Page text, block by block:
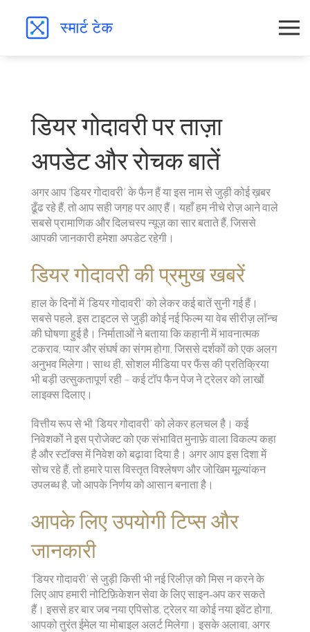
डियर गोदावरी पर ताज़ा
अपडेट और रोचक बातें
अगर आप ‘डियर गोदावरी’ के फैन हैं या इस नाम से जुड़ी कोई ख़बर
ढूँढ रहे हैं, तो आप सही जगह पर आए हैं। यहाँ हम नीचे रोज़ आने वाले
सबसे प्रामाणिक और दिलचस्प न्यूज़ का सार बताते हैं, जिससे
आपकी जानकारी हमेशा अपडेट रहेगी।
डियर गोदावरी की प्रमुख खबरें
हाल के दिनों में ‘डियर गोदावरी’ को लेकर कई बातें सुनी गई हैं।
सबसे पहले, इस टाइटल से जुड़ी कोई नई फिल्म या वेब सीरीज़ लॉन्च
की घोषणा हुई है। निर्माताओं ने बताया कि कहानी में भावनात्मक
टकराव, प्यार और संघर्ष का संगम होगा, जिससे दर्शकों को एक अलग
अनुभव मिलेगा। साथ ही, सोशल मीडिया पर फैंस की प्रतिक्रिया
भी बड़ी उत्सुकतापूर्ण रही – कई टॉप फैन पेज ने ट्रेलर को लाखों
लाइक्स दिलाए।
वित्तीय रूप से भी ‘डियर गोदावरी’ को लेकर हलचल है। कई
निवेशकों ने इस प्रोजेक्ट को एक संभावित मुनाफ़े वाला विकल्प कहा
है और स्टॉक्स में निवेश को बढ़ावा दिया है। अगर आप इस दिशा में
सोच रहे हैं, तो हमारे पास विस्तृत विश्लेषण और जोखिम मूल्यांकन
उपलब्ध है, जो आपके निर्णय को आसान बनाता है।
आपके लिए उपयोगी टिप्स और
जानकारी
‘डियर गोदावरी’ से जुड़ी किसी भी नई रिलीज़ को मिस न करने के
लिए आप हमारी नोटिफ़िकेशन सेवा के लिए साइन‑अप कर सकते
हैं। इससे हर बार जब नया एपिसोड, ट्रेलर या कोई नया इवेंट होगा,
आपको तुरंत ईमेल या मोबाइल अलर्ट मिलेगा। इसके अलावा, अगर